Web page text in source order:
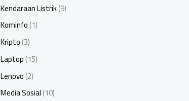
Kendaraan Listrik(9)
Kominfo(1)
Kripto(3)
Laptop(15)
Lenovo(2)
Media Sosial(10)